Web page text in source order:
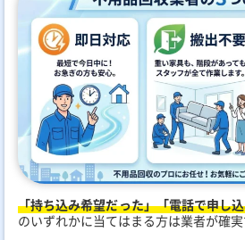
「持ち込み希望だった」「電話で申し
のいずれかに当てはまる方は業者が確実